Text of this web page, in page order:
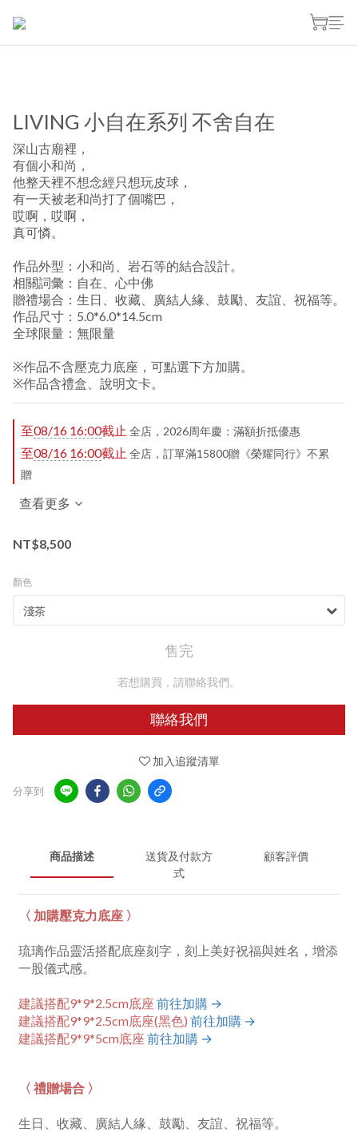
LIVING 小自在系列 不舍自在
深山古廟裡，
有個小和尚，
他整天裡不想念經只想玩皮球，
有一天被老和尚打了個嘴巴，
哎啊，哎啊，
真可憐。
作品外型：小和尚、岩石等的結合設計。
相關詞彙：自在、心中佛
贈禮場合：生日、收藏、廣結人緣、鼓勵、友誼、祝福等。
作品尺寸：5.0*6.0*14.5cm
全球限量：無限量
※作品不含壓克力底座，可點選下方加購。
※作品含禮盒、說明文卡。
至08/16 16:00截止 全店，2026周年慶：滿額折抵優惠
至08/16 16:00截止 全店，訂單滿15800贈《榮耀同行》不累
贈
查看更多
NT$8,500
顏色
售完
若想購買，請聯絡我們。
聯絡我們
加入追蹤清單
分享到
商品描述
送貨及付款方
式
顧客評價
〈 加購壓克力底座 〉
琉璃作品靈活搭配底座刻字，刻上美好祝福與姓名，增添
一股儀式感。
建議搭配9*9*2.5cm底座 前往加購 →
建議搭配9*9*2.5cm底座(黑色) 前往加購 →
建議搭配9*9*5cm底座 前往加購 →
〈 禮贈場合 〉
生日、收藏、廣結人緣、鼓勵、友誼、祝福等。